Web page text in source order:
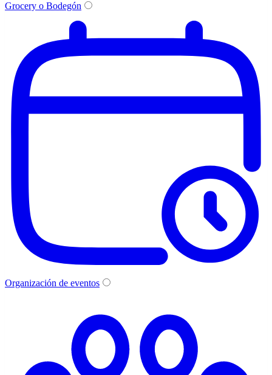
Grocery o Bodegón
Organización de eventos